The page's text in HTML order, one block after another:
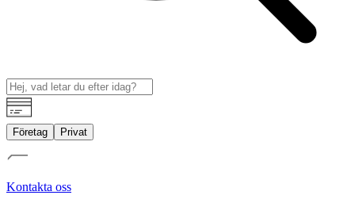
Företag Privat
Kontakta oss